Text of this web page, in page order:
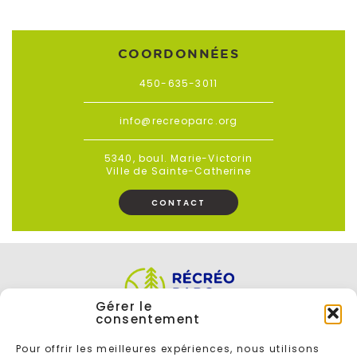
Gérer le
consentement
Pour offrir les meilleures expériences, nous utilisons
COORDONNÉES
450-635-3011
info@recreoparc.org
5340, boul. Marie-Victorin
Ville de Sainte-Catherine
CONTACT